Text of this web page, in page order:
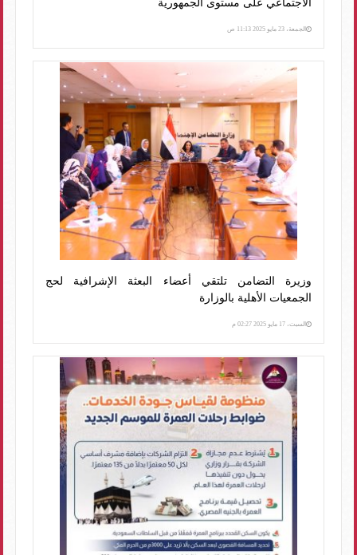
الاجتماعي على مستوى الجمهورية
الجمعة، 23 مايو 2025 11:13 ص
وزيرة التضامن تلتقي أعضاء البعثة الإشرافية لحج
الجمعيات الأهلية بالوزارة
السبت، 17 مايو 2025 02:27 م